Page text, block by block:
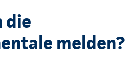
die
melden?